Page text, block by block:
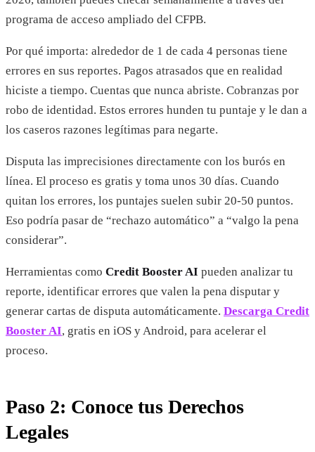
programa de acceso ampliado del CFPB.
Por qué importa: alrededor de 1 de cada 4 personas tiene
errores en sus reportes. Pagos atrasados que en realidad
hiciste a tiempo. Cuentas que nunca abriste. Cobranzas por
robo de identidad. Estos errores hunden tu puntaje y le dan a
los caseros razones legítimas para negarte.
Disputa las imprecisiones directamente con los burós en
línea. El proceso es gratis y toma unos 30 días. Cuando
quitan los errores, los puntajes suelen subir 20-50 puntos.
Eso podría pasar de “rechazo automático” a “valgo la pena
considerar”.
Herramientas como Credit Booster AI pueden analizar tu
reporte, identificar errores que valen la pena disputar y
generar cartas de disputa automáticamente. Descarga Credit
Booster AI, gratis en iOS y Android, para acelerar el
proceso.
Paso 2: Conoce tus Derechos
Legales